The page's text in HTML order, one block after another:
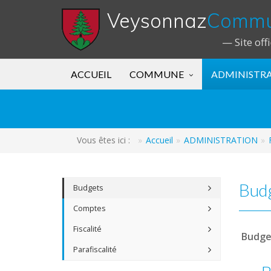
Veysonnaz
— Site
ACCUEIL COMMUNE
Vous êtes ici : Accueil ADMINISTRATION
Budgets
Comptes
Fiscalité
Parafiscalité